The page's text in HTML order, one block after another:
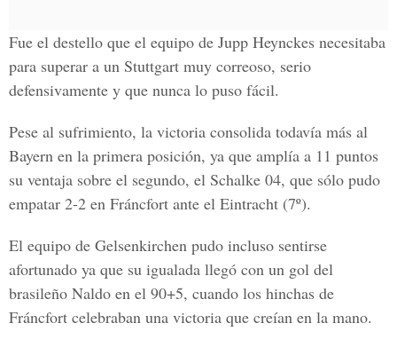
Fue el destello que el equipo de Jupp Heynckes necesitaba
para superar a un Stuttgart muy correoso, serio
defensivamente y que nunca lo puso fácil.
Pese al sufrimiento, la victoria consolida todavía más al
Bayern en la primera posición, ya que amplía a 11 puntos
su ventaja sobre el segundo, el Schalke 04, que sólo pudo
empatar 2-2 en Fráncfort ante el Eintracht (7º).
El equipo de Gelsenkirchen pudo incluso sentirse
afortunado ya que su igualada llegó con un gol del
brasileño Naldo en el 90+5, cuando los hinchas de
Fráncfort celebraban una victoria que creían en la mano.